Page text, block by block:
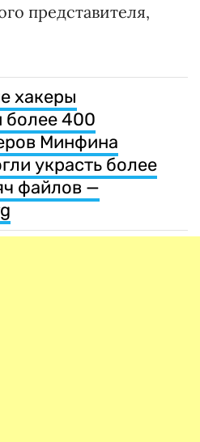
представителя,
хакеры
более 400
Минфина
украсть более
файлов —